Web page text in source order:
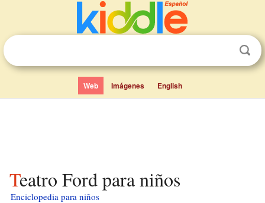
Web Imágenes English
Teatro Ford para niños
Enciclopedia para niños